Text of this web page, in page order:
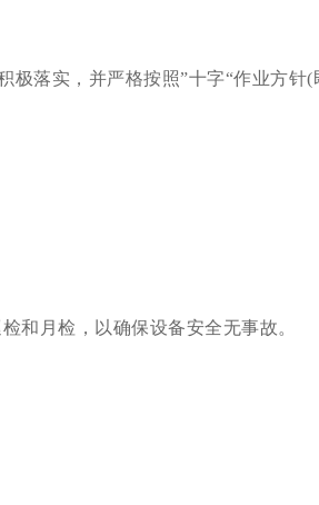
落实，并严格按照”十字“作业方针
和月检，以确保设备安全无事故。